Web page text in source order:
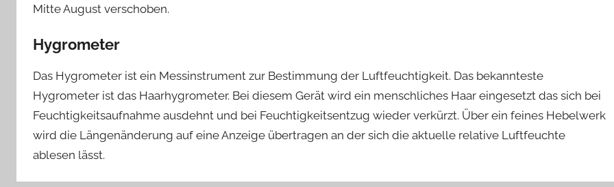
Mitte August verschoben.
Hygrometer
Das Hygrometer ist ein Messinstrument zur Bestimmung der Luftfeuchtigkeit. Das bekannteste
Hygrometer ist das Haarhygrometer. Bei diesem Gerät wird ein menschliches Haar eingesetzt das sich bei
Feuchtigkeitsaufnahme ausdehnt und bei Feuchtigkeitsentzug wieder verkürzt. Über ein feines Hebelwerk
wird die Längenänderung auf eine Anzeige übertragen an der sich die aktuelle relative Luftfeuchte
ablesen lässt.